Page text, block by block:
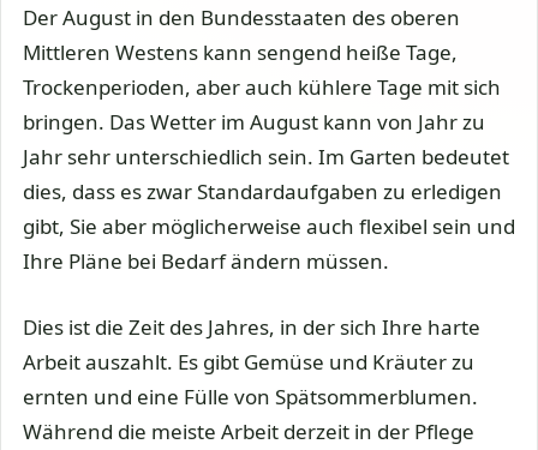
Der August in den Bundesstaaten des oberen
Mittleren Westens kann sengend heiße Tage,
Trockenperioden, aber auch kühlere Tage mit sich
bringen. Das Wetter im August kann von Jahr zu
Jahr sehr unterschiedlich sein. Im Garten bedeutet
dies, dass es zwar Standardaufgaben zu erledigen
gibt, Sie aber möglicherweise auch flexibel sein und
Ihre Pläne bei Bedarf ändern müssen.
Dies ist die Zeit des Jahres, in der sich Ihre harte
Arbeit auszahlt. Es gibt Gemüse und Kräuter zu
ernten und eine Fülle von Spätsommerblumen.
Während die meiste Arbeit derzeit in der Pflege